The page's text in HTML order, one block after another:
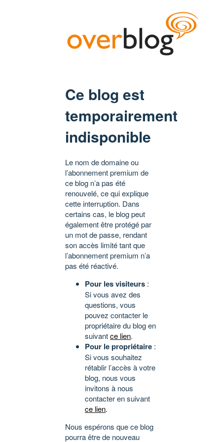
Ce blog est
temporairement
indisponible
Le nom de domaine ou
l’abonnement premium de
ce blog n’a pas été
renouvelé, ce qui explique
cette interruption. Dans
certains cas, le blog peut
également être protégé par
un mot de passe, rendant
son accès limité tant que
l’abonnement premium n’a
pas été réactivé.
Pour les visiteurs :
Si vous avez des
questions, vous
pouvez contacter le
propriétaire du blog en
suivantce lien.
Pour le propriétaire :
Si vous souhaitez
rétablir l’accès à votre
blog, nous vous
invitons à nous
contacter en suivant
ce lien.
Nous espérons que ce blog
pourra être de nouveau